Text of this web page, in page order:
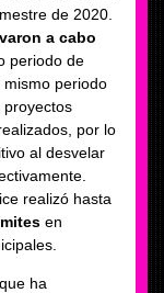
de 2020.
a cabo
periodo de
mismo periodo
proyectos
por lo
al desvelar
realizó hasta
en
ha